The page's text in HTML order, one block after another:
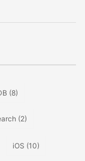
(8)
(2)
iOS (10)